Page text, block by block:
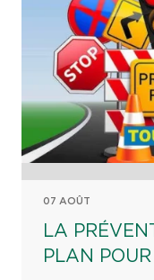
07 AOÛT
LA
PLAN